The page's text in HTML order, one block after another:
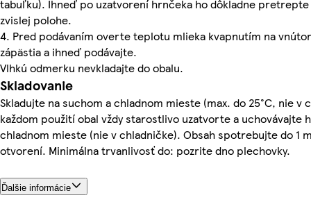
tabuľku). Ihneď po uzatvorení hrnčeka ho dôkladne pretrepte
zvislej polohe.
4. Pred podávaním overte teplotu mlieka kvapnutím na
zápästia a ihneď podávajte.
Vlhkú odmerku nevkladajte do obalu.
Skladovanie
Skladujte na suchom a chladnom mieste (max. do 25°C, nie v
každom použití obal vždy starostlivo uzatvorte a uchovávajte
chladnom mieste (nie v chladničke). Obsah spotrebujte do 1
otvorení. Minimálna trvanlivosť do: pozrite dno plechovky.
Ďalšie informácie